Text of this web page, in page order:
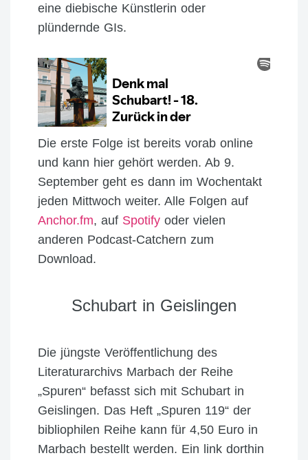
eine diebische Künstlerin oder
plündernde GIs.
Die erste Folge ist bereits vorab online
und kann hier gehört werden. Ab 9.
September geht es dann im Wochentakt
jeden Mittwoch weiter. Alle Folgen auf
Anchor.fm, auf Spotify oder vielen
anderen Podcast-Catchern zum
Download.
Schubart in Geislingen
Die jüngste Veröffentlichung des
Literaturarchivs Marbach der Reihe
„Spuren“ befasst sich mit Schubart in
Geislingen. Das Heft „Spuren 119“ der
bibliophilen Reihe kann für 4,50 Euro in
Marbach bestellt werden. Ein link dorthin